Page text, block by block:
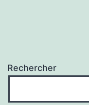
Rechercher